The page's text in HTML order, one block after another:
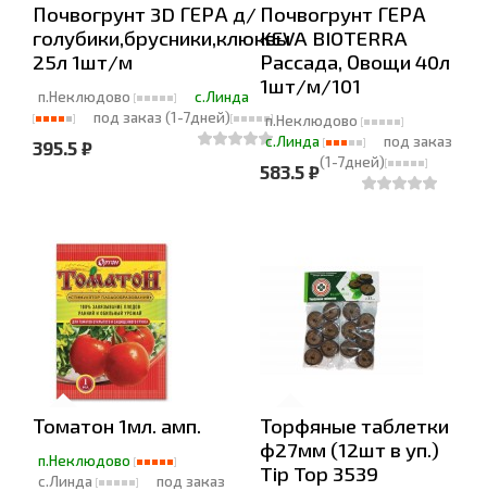
Почвогрунт 3D ГЕРА д/
голубики,брусники,клюквы
25л 1шт/м
п.Неклюдово
с.Линда
под заказ (1-7дней)
395.5 ₽
Почвогрунт ГЕРА
KEVA BIOTERRA
Рассада, Овощи 40л
1шт/м/101
п.Неклюдово
с.Линда
под заказ
(1-7дней)
583.5 ₽
Томатон 1мл. амп.
п.Неклюдово
с.Линда
под заказ
Торфяные таблетки
ф27мм (12шт в уп.)
Tip Top 3539